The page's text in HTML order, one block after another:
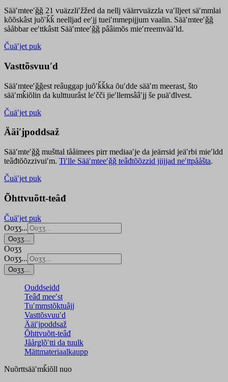
Sääʹmteeʹǧǧ 21 vuäzzliʹžžed da nellj väärrvuäzzla vaʹlljeet säʹmmlai
kõõskâst juõʹǩǩ neelljad eeʹjj tueiʹmmepijjum vaalin. Sääʹmteeʹǧǧ
sååbbar eeʹttkâstt Sääʹmteeʹǧǧ pââimõs mieʹrreemvääʹld.
Čuäʹjet puk
Vasttõsvuuʹd
Sääʹmteeʹǧǧest reâuggap juõʹǩǩka õuʹdde sääʹm meerast, što
sääʹmǩiõlin da kulttuurâst leʹčči jieʹllemsââʹjj še puäʹđlvest.
Čuäʹjet puk
Ääiʹjpoddsaž
Sääʹmteʹǧǧ mušttal tååimees pirr mediaaʹje da jeärrsid jeäʹrbi mieʹldd
teâđtõõzzivuiʹm. Tiʹlle Sääʹmteeʹǧǧ teâđtõõzzid jiijjad neʹttpååšta.
Čuäʹjet puk
Õhttvuõtt-teâđ
Čuäʹjet puk
Ooʒʒ...
Ooʒʒ...
Ooʒʒ
Ooʒʒ...
Ooʒʒ...
Ouddseidd
Teâđ meeʹst
Tuʹmmstõktuâjj
Vasttõsvuuʹd
Ääiʹjpoddsaž
Õhttvuõtt-teâđ
Jåårǥlõʹtti da tuulk
Mättmateriaalkaupp
Nuõrttsääʹmǩiõll nuo